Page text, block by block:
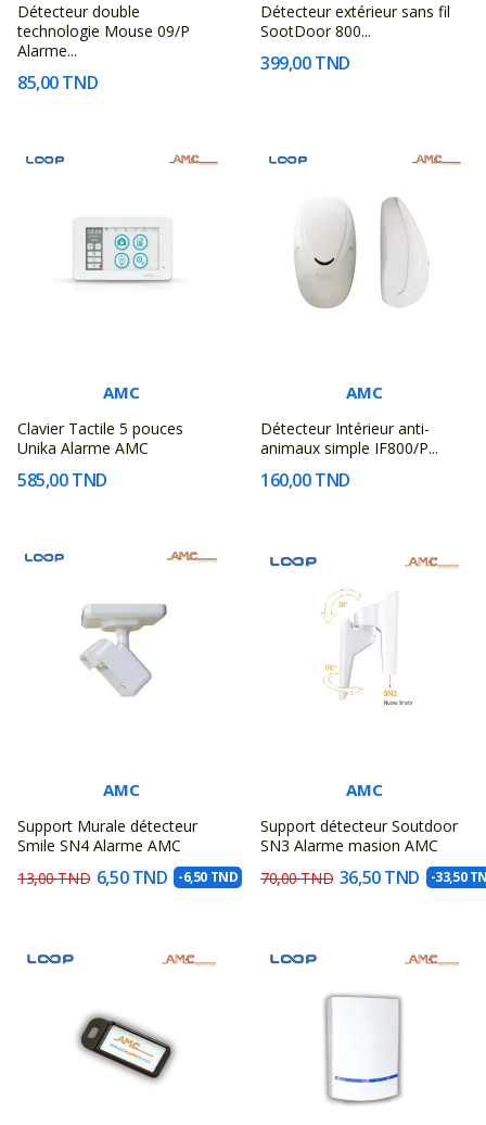
Détecteur double
technologie Mouse 09/P
Alarme...
85,00 TND
Détecteur extérieur sans fil
SootDoor 800...
399,00 TND
AMC
Clavier Tactile 5 pouces
Unika Alarme AMC
585,00 TND
AMC
Détecteur Intérieur anti-
animaux simple IF800/P...
160,00 TND
AMC
Support Murale détecteur
Smile SN4 Alarme AMC
13,00 TND 6,50 TND -6,50 TND
AMC
Support détecteur Soutdoor
SN3 Alarme masion AMC
70,00 TND 36,50 TND -33,50